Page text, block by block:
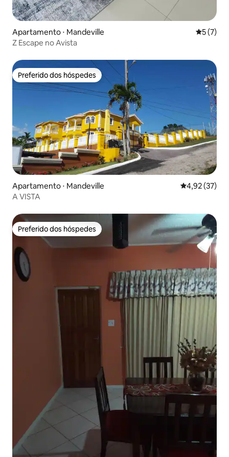
Apartamento ⋅ Mandeville 5 de
5 (7)
Z Escape no Avista
Preferido dos hóspedes
Preferido dos hóspedes
Apartamento ⋅ Mandeville 4,92 de uma
4,92 (37)
A VISTA
Preferido dos hóspedes
Preferido dos hóspedes